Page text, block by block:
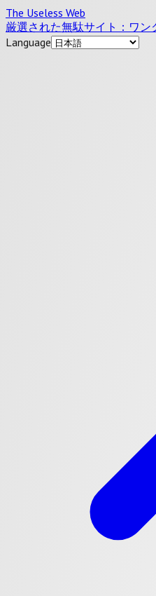
The Useless Web
厳選された無駄サイト：ワ
Language